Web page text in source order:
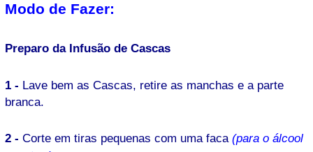
Modo de Fazer:
Preparo da Infusão de Cascas
1 - Lave bem as Cascas, retire as manchas e a parte
branca.
2 -Corte em tiras pequenas com uma faca (para o álcool